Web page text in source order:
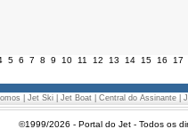
5 6 7 8 9 10 11 12 13 14 15 16 17
Jet Ski Jet Boat Central do Assinante
©1999/2026 - Portal do Jet - Todos os